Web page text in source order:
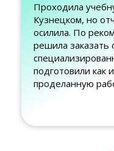
Проходила
Кузнецком, но
осилила. По
решила заказать
подготовили как
проделанную